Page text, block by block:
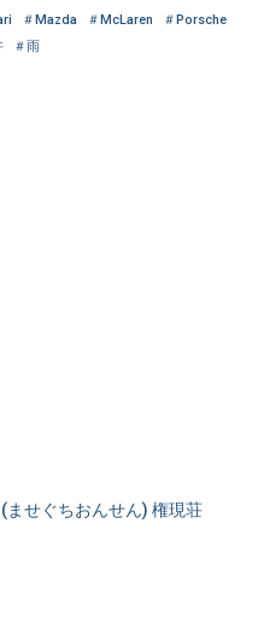
＃Mazda ＃McLaren
＃Porsche
＃雨
せぐちおんせん) 権現荘